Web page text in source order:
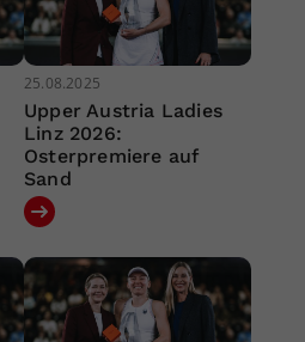
25.08.2025
Upper Austria Ladies
Linz 2026:
Osterpremiere auf
Sand